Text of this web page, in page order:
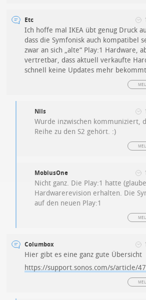
Etc
Ich hoffe mal IKEA übt genug Druck
dass die Symfonisk auch kompatibel
zwar an sich „alte“ Play:1 Hardware,
vertretbar, dass aktuell verkaufte
schnell keine Updates mehr
Nils
Wurde inzwischen kommuniziert,
Reihe zu den S2 gehört. :)
MobiusOne
Nicht ganz. Die Play:1 hatte
Hardwarerevision erhalten. Die
auf den neuen Play:1
Columbox
Hier gibt es eine ganz gute Übersicht
https://support.sonos.com/s/article/